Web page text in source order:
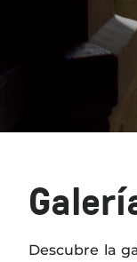
Descubre la